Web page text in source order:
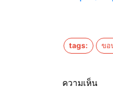
tags: ขอ
ความเห็น